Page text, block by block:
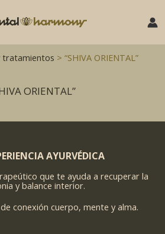
tratamientos > “SHIVA ORIENTAL”
ORIENTAL”
AYURVÉDICA
que te ayuda a recuperar la
y balance interior.
conexión cuerpo, mente y alma.